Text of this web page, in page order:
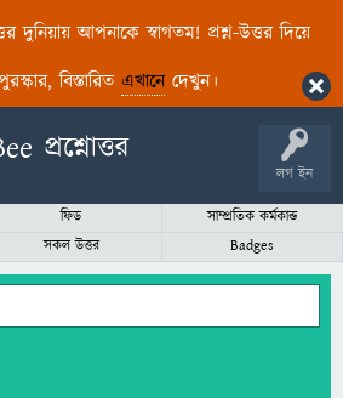
দুনিয়ায় আপনাকে স্বাগতম! প্রশ্ন-উত্তর দিয়ে
বিস্তারিত এখানেদেখুন।
লগ ইন
ফিড
সাম্প্রতিক কর্মকান্ড
সকল উত্তর Badges